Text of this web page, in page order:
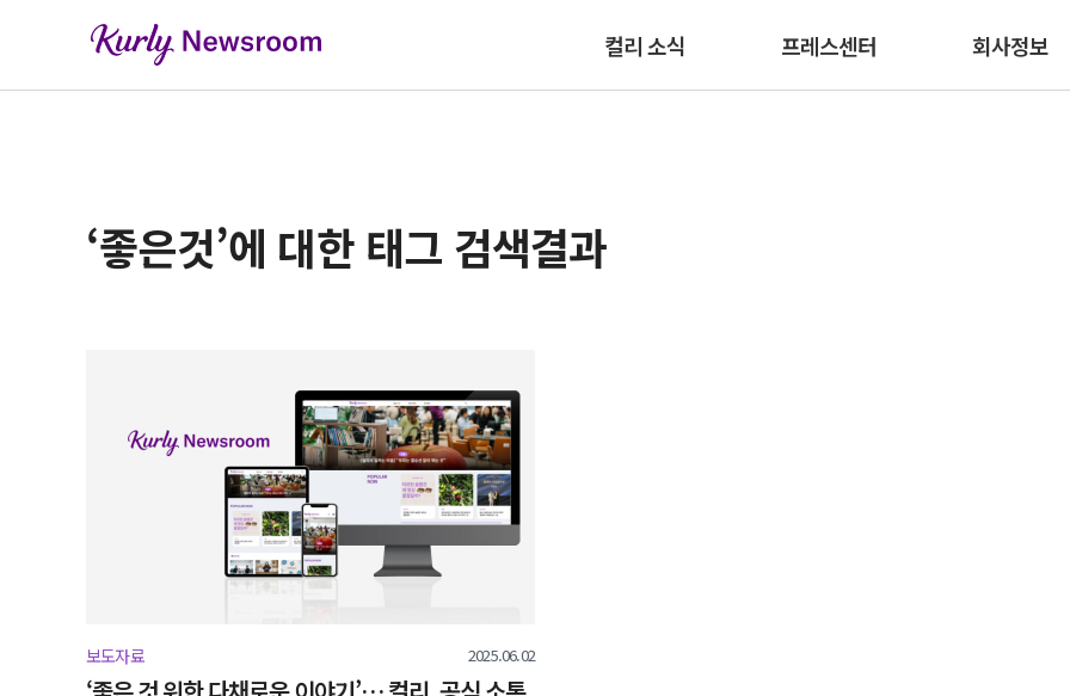
컬리 소식 프레스센터 회사정보
‘좋은것’에 대한 태그 검색결과
보도자료 2025.06.02